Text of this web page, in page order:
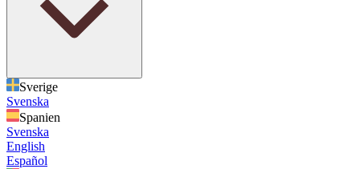
Sverige
Svenska
Spanien
Svenska
English
Español